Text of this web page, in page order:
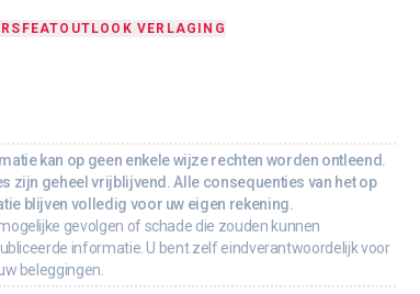
FEATOUTLOOK VERLAGING
kan op geen enkele wijze rechten worden ontleend.
zijn geheel vrijblijvend. Alle consequenties van het op
blijven volledig voor uw eigen rekening.
gevolgen of schade die zouden kunnen
informatie. U bent zelf eindverantwoordelijk voor
beleggingen.